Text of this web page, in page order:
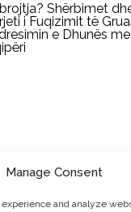
Manage Consent
and analyze
Shërbimet
i Fuqizimit të
e Dhunës